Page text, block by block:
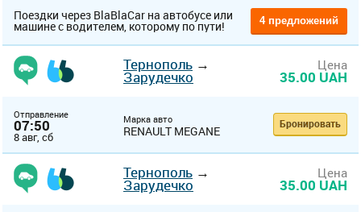
Поездки через BlaBlaCar на автобусе или
машине с водителем, которому по пути! 4 предложений
Тернополь →
Зарудечко
Цена
35.00 UAH
Отправление
07:50
8 авг, сб
Марка авто
RENAULT MEGANE Бронировать
Тернополь →
Зарудечко
Цена
35.00 UAH